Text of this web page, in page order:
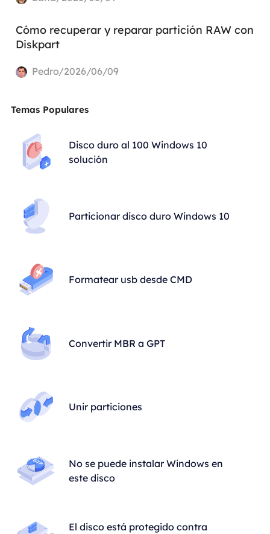
Cómo recuperar y reparar partición RAW con
Diskpart
Pedro/2026/06/09
Temas Populares
Disco duro al 100 Windows 10
solución
Particionar disco duro Windows 10
Formatear usb desde CMD
Convertir MBR a GPT
Unir particiones
No se puede instalar Windows en
este disco
El disco está protegido contra